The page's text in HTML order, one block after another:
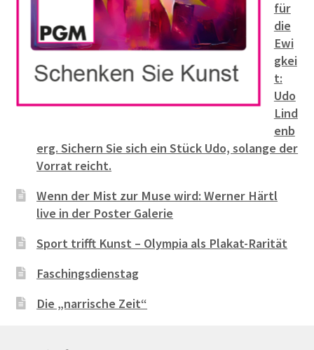
für
die
Ewi
gkei
t:
Udo
Lind
enb
erg. Sichern Sie sich ein Stück Udo, solange der
Vorrat reicht.
Wenn der Mist zur Muse wird: Werner Härtl
live in der Poster Galerie
Sport trifft Kunst – Olympia als Plakat-Rarität
Faschingsdienstag
Die „narrische Zeit“